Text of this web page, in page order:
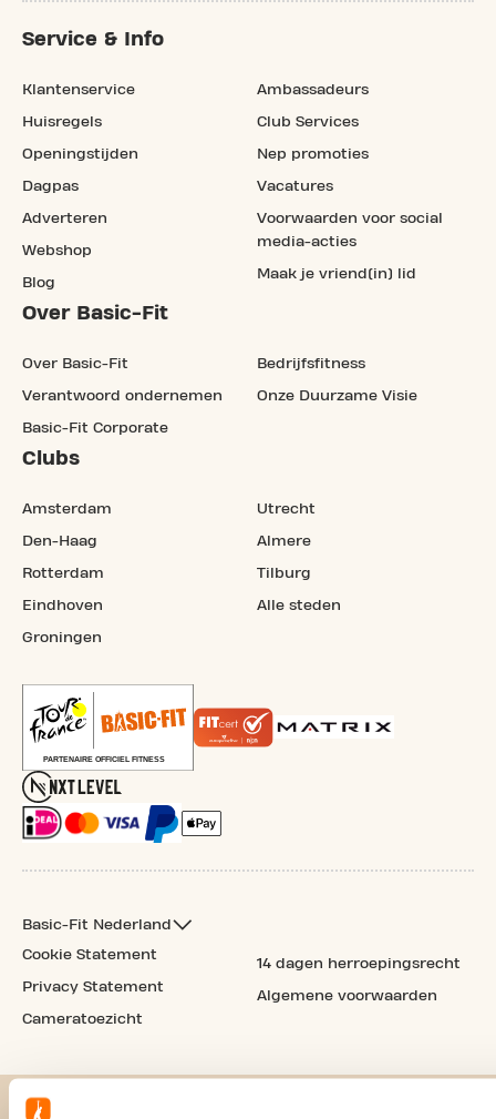
Service & Info
Klantenservice
Huisregels
Openingstijden
Dagpas
Adverteren
Webshop
Blog
Ambassadeurs
Club Services
Nep promoties
Vacatures
Voorwaarden voor social
media-acties
Maak je vriend(in) lid
Over Basic-Fit
Over Basic-Fit
Verantwoord ondernemen
Basic-Fit Corporate
Bedrijfsfitness
Onze Duurzame Visie
Clubs
Amsterdam
Den-Haag
Rotterdam
Eindhoven
Groningen
Utrecht
Almere
Tilburg
Alle steden
Basic-Fit Nederland
Cookie Statement
Privacy Statement
Cameratoezicht
14 dagen herroepingsrecht
Algemene voorwaarden